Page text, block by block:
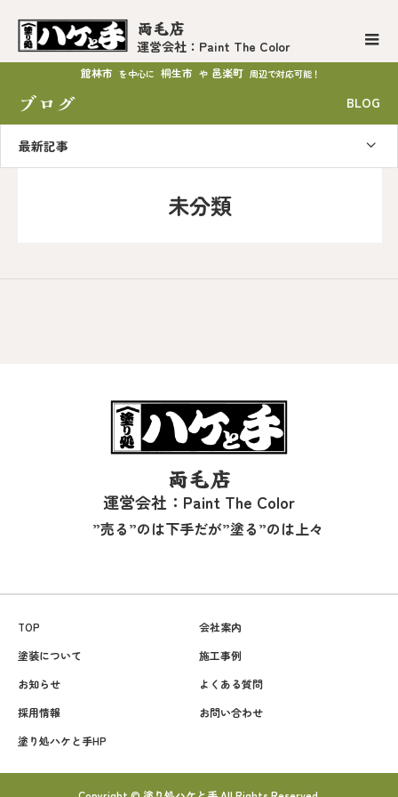
両毛店
運営会社：Paint The Color
館林市 を中心に 桐生市 や 邑楽町 周辺で対応可能！
ブログ BLOG
最新記事
未分類
両毛店
運営会社：Paint The Color
”売る”のは下手だが”塗る”のは上々
TOP
会社案内
塗装について
施工事例
お知らせ
よくある質問
採用情報
お問い合わせ
塗り処ハケと手HP